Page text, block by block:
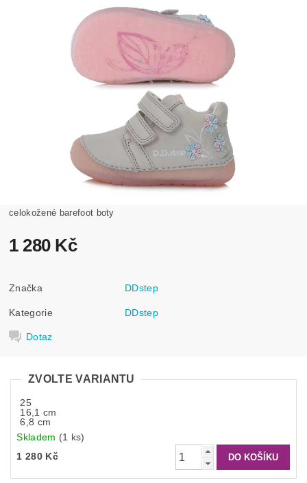
celokožené barefoot boty
1 280 Kč
Značka DDstep
Kategorie DDstep
Dotaz
ZVOLTE VARIANTU
25
16,1 cm
6,8 cm
Skladem (1 ks)
1 280 Kč